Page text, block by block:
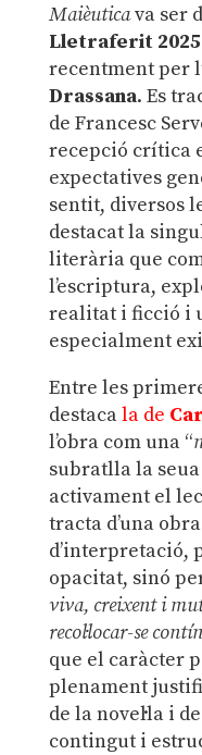
Maièuticava ser
Lletraferit 2025
recentment per
Drassana. Es
de Francesc
recepció crítica
expectatives
sentit, diversos
destacat la
literària que
l’escriptura,
realitat i ficció i
especialment
Entre les
destacala de
l’obra com una “
subratlla la
activament el
tracta d’una
d’interpretació,
opacitat, sinó
viva, creixent i
recol·locar-se
que el caràcter
plenament
de la novel·la i
contingut i